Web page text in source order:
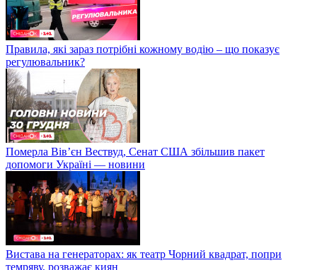
Правила, які зараз потрібні кожному водію – що показує
регулювальник?
Померла Вівʼєн Вествуд, Сенат США збільшив пакет
допомоги Україні — новини
Вистава на генераторах: як театр Чорний квадрат, попри
темряву, розважає киян